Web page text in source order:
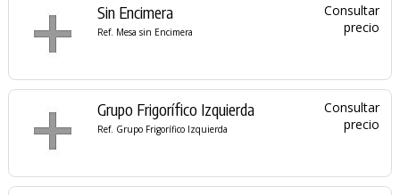
Sin Encimera
Ref. Mesa sin Encimera
Consultar
precio
Grupo Frigorífico Izquierda
Ref. Grupo Frigorífico Izquierda
Consultar
precio